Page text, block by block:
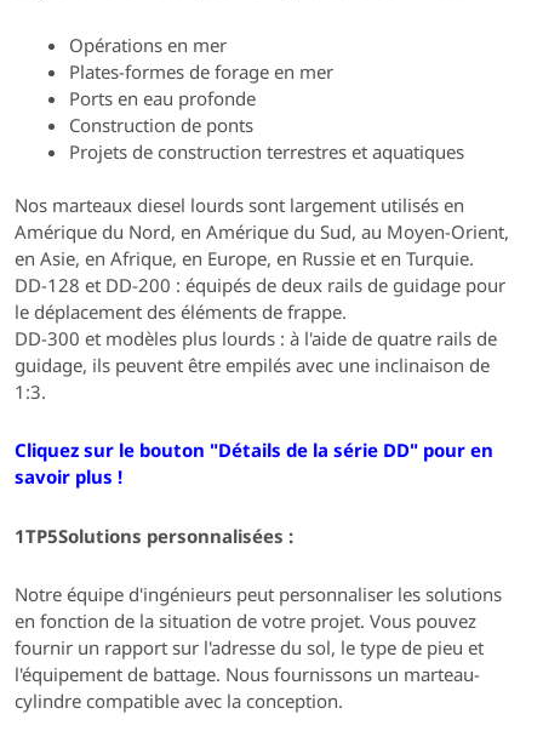
Opérations en mer
Plates-formes de forage en mer
Ports en eau profonde
Construction de ponts
Projets de construction terrestres et aquatiques
Nos marteaux diesel lourds sont largement utilisés en
Amérique du Nord, en Amérique du Sud, au Moyen-Orient,
en Asie, en Afrique, en Europe, en Russie et en Turquie.
DD-128 et DD-200 : équipés de deux rails de guidage pour
le déplacement des éléments de frappe.
DD-300 et modèles plus lourds : à l'aide de quatre rails de
guidage, ils peuvent être empilés avec une inclinaison de
1:3.
Cliquez sur le bouton "Détails de la série DD" pour en
savoir plus !
1TP5Solutions personnalisées :
Notre équipe d'ingénieurs peut personnaliser les solutions
en fonction de la situation de votre projet. Vous pouvez
fournir un rapport sur l'adresse du sol, le type de pieu et
l'équipement de battage. Nous fournissons un marteau-
cylindre compatible avec la conception.